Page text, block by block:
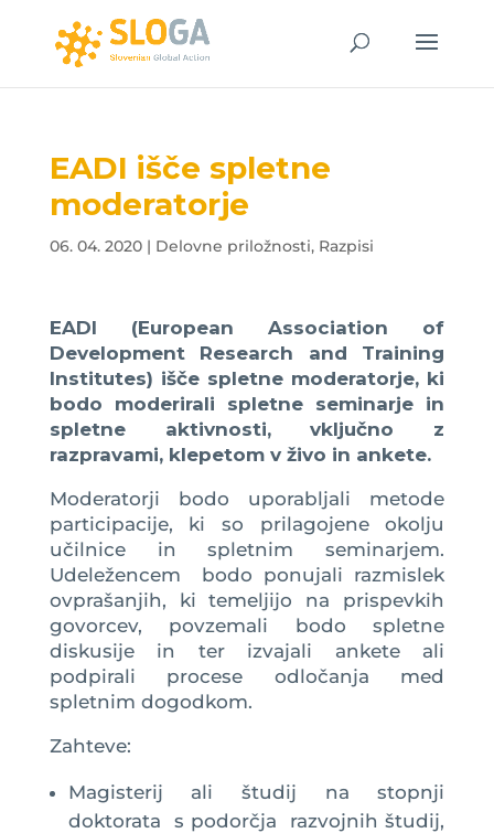
EADI išče spletne
moderatorje
06. 04. 2020| Delovne priložnosti, Razpisi
EADI (European Association of
Development Research and Training
Institutes) išče spletne moderatorje, ki
bodo moderirali spletne seminarje in
spletne aktivnosti, vključno z
razpravami, klepetom v živo in ankete.
Moderatorji bodo uporabljali metode
participacije, ki so prilagojene okolju
učilnice in spletnim seminarjem.
Udeležencem bodo ponujali razmislek
ovprašanjih, ki temeljijo na prispevkih
govorcev, povzemali bodo spletne
diskusije in ter izvajali ankete ali
podpirali procese odločanja med
spletnim dogodkom.
Zahteve:
Magisterij ali študij na stopnji
doktorata s podorčja razvojnih študij,